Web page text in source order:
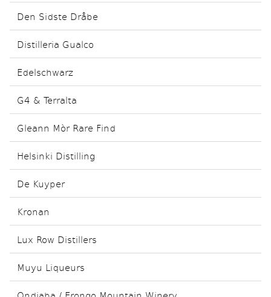
Den Sidste Dråbe
Distilleria Gualco
Edelschwarz
G4 & Terralta
Gleann Mòr Rare Find
Helsinki Distilling
De Kuyper
Kronan
Lux Row Distillers
Muyu Liqueurs